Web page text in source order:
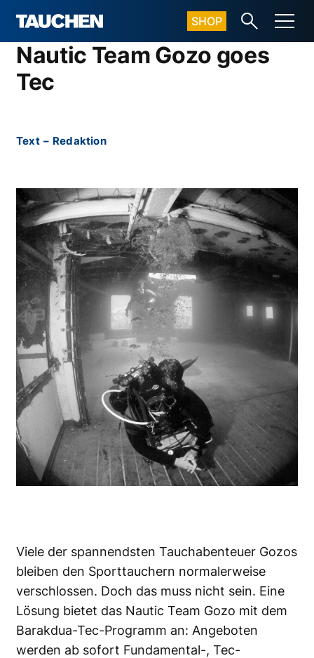
SHOP
Nautic Team Gozo goes
Tec
Text – Redaktion
Viele der spannendsten Tauchabenteuer Gozos
bleiben den Sporttauchern normalerweise
verschlossen. Doch das muss nicht sein. Eine
Lösung bietet das Nautic Team Gozo mit dem
Barakdua-Tec-Programm an: Angeboten
werden ab sofort Fundamental-, Tec-